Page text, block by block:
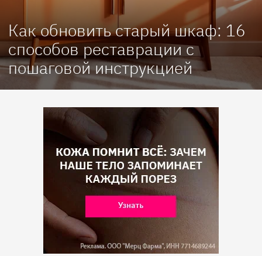
Как обновить старый шкаф: 16
способов реставрации с
пошаговой инструкцией